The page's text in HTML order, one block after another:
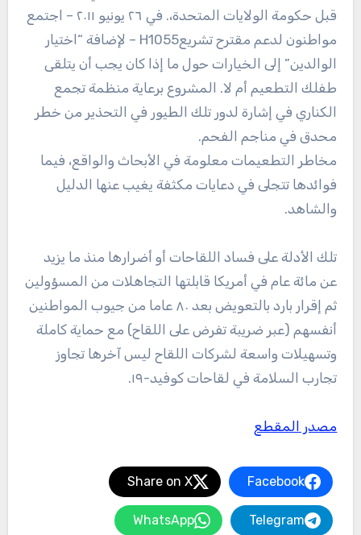
قبل حكومة الولايات المتحدة،. في ٢٦ يونيو ٢٠١١ – اجتمع
مواطنون لدعم مقترح تشريعH1055 – لإضافة “اختيار
الوالدين” إلى الخيارات حول ما إذا كان يجب أن يتلقى
طفلك التطعيم أم لا. المشروع برعاية منظمة تجمع
الكناري في إشارة لدور تلك الطيور في التحذير من خطر
محدق في مناجم الفحم.
مخاطر التطعيمات معلومة في الأبحاث والواقع، فيما
فوائدها تتجلى في دعايات مكثفة يغيب عنها الدليل
والشاهد.
تلك الأدلة على فساد اللقاحات أو أضرارها منذ ما يزيد
عن مائة عام في أمريكا قابلتها التجاهلات من المسؤولين
ثم إقرار بارد بالتعويض بعد ٨٠ عاما من جيوب المواطنين
أنفسهم (عبر ضريبة تفرض على اللقاح) مع حماية كاملة
وتسهيلات واسعة لشركات اللقاح ليس آخرها تجاوز
تجارب السلامة في لقاحات كوفيد-١٩.
مصدر المقطع
Facebook
Share on X
Telegram
WhatsApp